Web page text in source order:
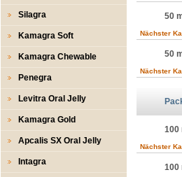
Silagra
Kamagra Soft
Kamagra Chewable
Penegra
Levitra Oral Jelly
Kamagra Gold
Apcalis SX Oral Jelly
Intagra
50
Nächster
50
Nächster
100
Nächster
100